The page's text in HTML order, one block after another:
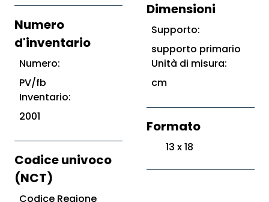
Numero
d'inventario
Numero:
PV/fb
Inventario:
2001
Codice univoco
(NCT)
Codice Regione
Dimensioni
Supporto:
supporto primario
Unità di misura:
cm
Formato
13 x 18